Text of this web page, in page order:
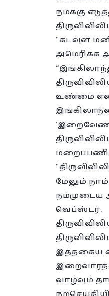
நமக்கு
“கடவுள்
அமெரிக்க
உண்மை
மேலும்
நம்முடைய
வெப்ஸ்டர்.
இத்தகைய
வாழ்வும்